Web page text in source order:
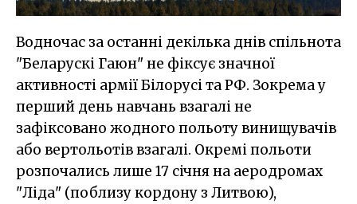
Водночас за останні декілька днів спільнота
"Беларускі Гаюн" не фіксує значної
активності армії Білорусі та РФ. Зокрема у
перший день навчань взагалі не
зафіксовано жодного польоту винищувачів
або вертольотів взагалі. Окремі польоти
розпочались лише 17 січня на аеродромах
"Ліда" (поблизу кордону з Литвою),